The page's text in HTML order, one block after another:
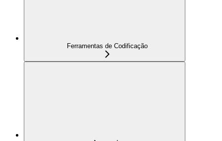
Ferramentas de Codificação